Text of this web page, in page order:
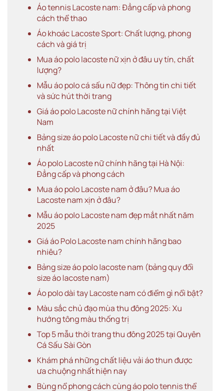
Áo tennis Lacoste nam: Đẳng cấp và phong
cách thể thao
Áo khoác Lacoste Sport: Chất lượng, phong
cách và giá trị
Mua áo polo lacoste nữ xịn ở đâu uy tín, chất
lượng?
Mẫu áo polo cá sấu nữ đẹp: Thông tin chi tiết
và sức hút thời trang
Giá áo polo Lacoste nữ chính hãng tại Việt
Nam
Bảng size áo polo Lacoste nữ chi tiết và đầy đủ
nhất
Áo polo Lacoste nữ chính hãng tại Hà Nội:
Đẳng cấp và phong cách
Mua áo polo Lacoste nam ở đâu? Mua áo
Lacoste nam xịn ở đâu?
Mẫu áo polo Lacoste nam đẹp mắt nhất năm
2025
Giá áo Polo Lacoste nam chính hãng bao
nhiêu?
Bảng size áo polo lacoste nam (bảng quy đổi
size áo lacoste nam)
Áo polo dài tay Lacoste nam có điểm gì nổi bật?
Màu sắc chủ đạo mùa thu đông 2025: Xu
hướng tông màu thống trị
Top 5 mẫu thời trang thu đông 2025 tại Quyên
Cá Sấu Sài Gòn
Khám phá những chất liệu vải áo thun được
ưa chuộng nhất hiện nay
Bùng nổ phong cách cùng áo polo tennis thể